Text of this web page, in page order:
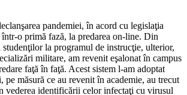
pandemiei, în acord cu legislaţia
o primă fază, la predarea on-line. Din
studenţilor la programul de instrucţie, ulterior,
militare, am revenit eşalonat în campus
faţă în faţă. Acest sistem l-am adoptat
pe măsură ce au revenit în academie, au trecut
vederea identificării celor infectaţi cu virusul